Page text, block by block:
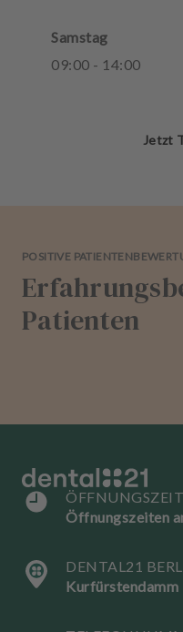
Samstag
09:00 - 14:00
Jetzt
POSITIVE
Patienten
Öffnungszeiten
DENTAL21
Kurfürstendamm